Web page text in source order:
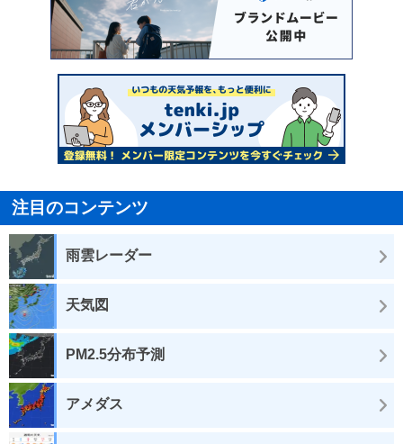
注目のコンテンツ
雨雲レーダー
天気図
PM2.5分布予測
アメダス